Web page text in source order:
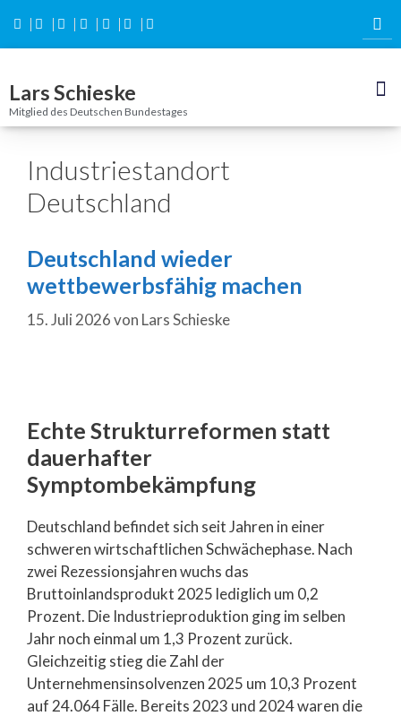
springen
Lars Schieske
Mitglied des Deutschen Bundestages
Industriestandort
Deutschland
Deutschland wieder
wettbewerbsfähig machen
15. Juli 2026von Lars Schieske
Echte Strukturreformen statt
dauerhafter
Symptombekämpfung
Deutschland befindet sich seit Jahren in einer
schweren wirtschaftlichen Schwächephase. Nach
zwei Rezessionsjahren wuchs das
Bruttoinlandsprodukt 2025 lediglich um 0,2
Prozent. Die Industrieproduktion ging im selben
Jahr noch einmal um 1,3 Prozent zurück.
Gleichzeitig stieg die Zahl der
Unternehmensinsolvenzen 2025 um 10,3 Prozent
auf 24.064 Fälle. Bereits 2023 und 2024 waren die